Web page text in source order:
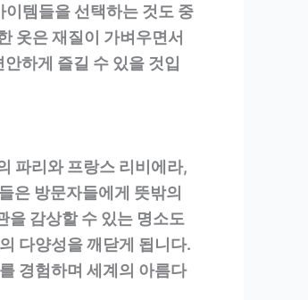
템들을 선택하는 것도 중
옷은 재질이 가벼우면서
하게 즐길 수 있을 것입
파리와 프랑스 리비에라,
은 방문자들에게 뜻밖의
을 감상할 수 있는 명소도
다양성을 깨닫게 됩니다.
경험하며 세계의 아름다